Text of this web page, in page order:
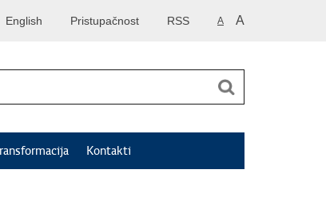
A A
RSS
Pristupačnost
English
Kontakti